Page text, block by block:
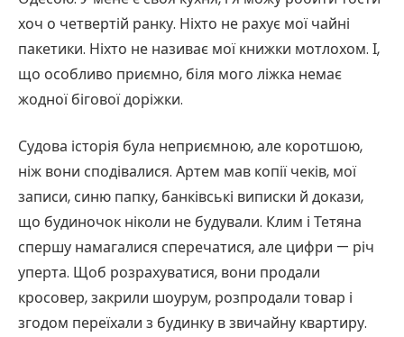
хоч о четвертій ранку. Ніхто не рахує мої чайні
пакетики. Ніхто не називає мої книжки мотлохом. І,
що особливо приємно, біля мого ліжка немає
жодної бігової доріжки.
Судова історія була неприємною, але коротшою,
ніж вони сподівалися. Артем мав копії чеків, мої
записи, синю папку, банківські виписки й докази,
що будиночок ніколи не будували. Клим і Тетяна
спершу намагалися сперечатися, але цифри — річ
уперта. Щоб розрахуватися, вони продали
кросовер, закрили шоурум, розпродали товар і
згодом переїхали з будинку в звичайну квартиру.